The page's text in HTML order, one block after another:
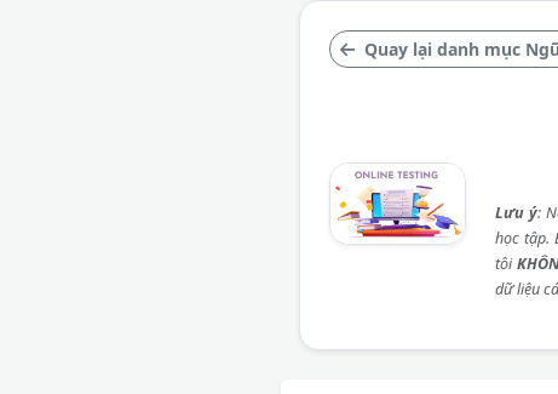
Quay lại danh mục
Lưu ý:
học tập.
tôi
dữ liệu